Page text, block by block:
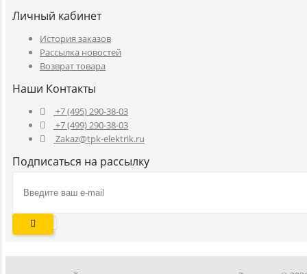
Личный кабинет
История заказов
Рассылка новостей
Возврат товара
Наши Контакты
+7 (495) 290-38-03
+7 (499) 290-38-03
Zakaz@tpk-elektrik.ru
Подписаться на рассылку